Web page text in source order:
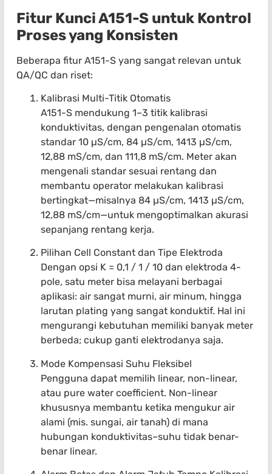
Fitur Kunci A151-S untuk Kontrol
Proses yang Konsisten
Beberapa fitur A151-S yang sangat relevan untuk
QA/QC dan riset:
Kalibrasi Multi-Titik Otomatis
A151-S mendukung 1–3 titik kalibrasi
konduktivitas, dengan pengenalan otomatis
standar 10 µS/cm, 84 µS/cm, 1413 µS/cm,
12,88 mS/cm, dan 111,8 mS/cm. Meter akan
mengenali standar sesuai rentang dan
membantu operator melakukan kalibrasi
bertingkat—misalnya 84 µS/cm, 1413 µS/cm,
12,88 mS/cm—untuk mengoptimalkan akurasi
sepanjang rentang kerja.
Pilihan Cell Constant dan Tipe Elektroda
Dengan opsi K = 0,1 / 1 / 10 dan elektroda 4-
pole, satu meter bisa melayani berbagai
aplikasi: air sangat murni, air minum, hingga
larutan plating yang sangat konduktif. Hal ini
mengurangi kebutuhan memiliki banyak meter
berbeda; cukup ganti elektrodanya saja.
Mode Kompensasi Suhu Fleksibel
Pengguna dapat memilih linear, non-linear,
atau pure water coefficient. Non-linear
khususnya membantu ketika mengukur air
alami (mis. sungai, air tanah) di mana
hubungan konduktivitas–suhu tidak benar-
benar linear.